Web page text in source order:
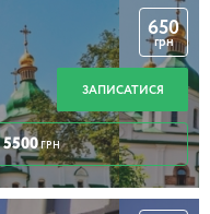
650
грн
ЗАПИСАТИСЯ
5500 ГРН